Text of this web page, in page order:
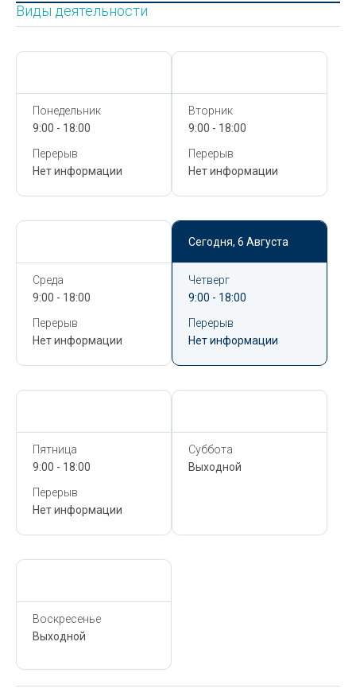
Виды деятельности
Понедельник
9:00 - 18:00
Перерыв
Нет информации
Вторник
9:00 - 18:00
Перерыв
Нет информации
Среда
9:00 - 18:00
Перерыв
Нет информации
Сегодня, 6 Августа
Четверг
9:00 - 18:00
Перерыв
Нет информации
Пятница
9:00 - 18:00
Перерыв
Нет информации
Суббота
Выходной
Воскресенье
Выходной